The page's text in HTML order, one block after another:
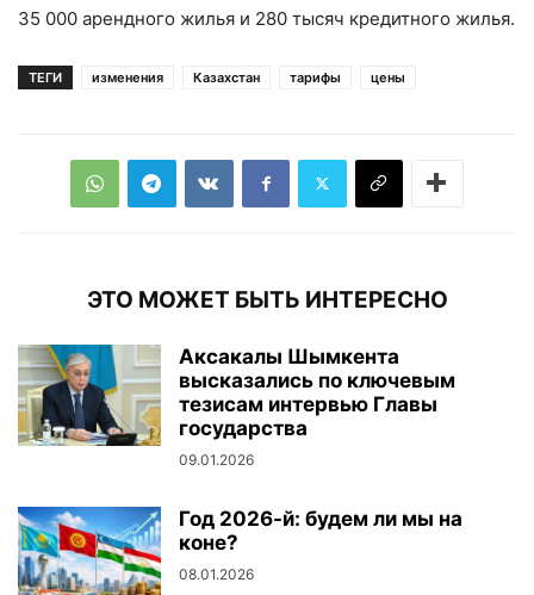
35 000 арендного жилья и 280 тысяч кредитного жилья.
ТЕГИ изменения Казахстан тарифы цены
ЭТО МОЖЕТ БЫТЬ ИНТЕРЕСНО
Аксакалы Шымкента
высказались по ключевым
тезисам интервью Главы
государства
09.01.2026
Год 2026-й: будем ли мы на
коне?
08.01.2026